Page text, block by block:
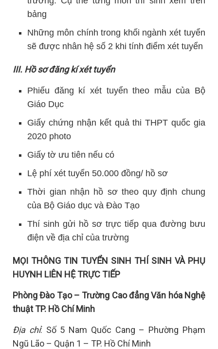
bảng
Những môn chính trong khối ngành xét tuyển
sẽ được nhân hệ số 2 khi tính điểm xét tuyển
III. Hồ sơ đăng kí xét tuyển
Phiếu đăng kí xét tuyển theo mẫu của Bộ
Giáo Dục
Giấy chứng nhận kết quả thi THPT quốc gia
2020 photo
Giấy tờ ưu tiên nếu có
Lệ phí xét tuyển 50.000 đồng/ hồ sơ
Thời gian nhận hồ sơ theo quy định chung
của Bộ Giáo dục và Đào Tạo
Thí sinh gửi hồ sơ trực tiếp qua đường bưu
điện về địa chỉ của trường
MỌI THÔNG TIN TUYỂN SINH THÍ SINH VÀ PHỤ
HUYNH LIÊN HỆ TRỰC TIẾP
Phòng Đào Tạo – Trường Cao đẳng Văn hóa Nghệ
thuật TP. Hồ Chí Minh
Địa chỉ: Số 5 Nam Quốc Cang – Phường Phạm
Ngũ Lão – Quận 1 – TP. Hồ Chí Minh